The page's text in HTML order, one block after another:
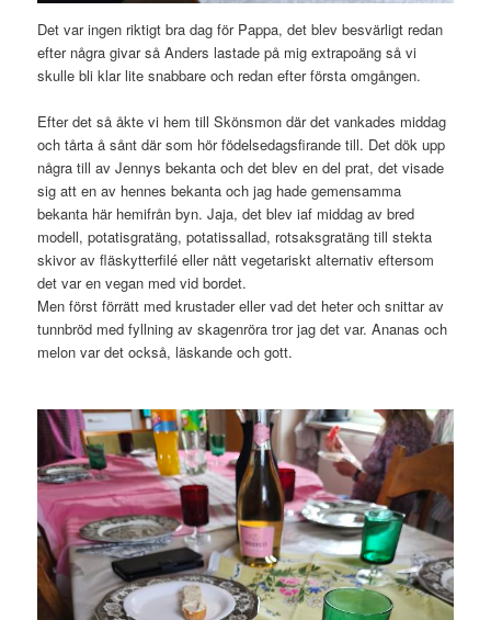
Det var ingen riktigt bra dag för Pappa, det blev besvärligt redan
efter några givar så Anders lastade på mig extrapoäng så vi
skulle bli klar lite snabbare och redan efter första omgången.
Efter det så åkte vi hem till Skönsmon där det vankades middag
och tårta å sånt där som hör födelsedagsfirande till. Det dök upp
några till av Jennys bekanta och det blev en del prat, det visade
sig att en av hennes bekanta och jag hade gemensamma
bekanta här hemifrån byn. Jaja, det blev iaf middag av bred
modell, potatisgratäng, potatissallad, rotsaksgratäng till stekta
skivor av fläskytterfilé eller nått vegetariskt alternativ eftersom
det var en vegan med vid bordet.
Men först förrätt med krustader eller vad det heter och snittar av
tunnbröd med fyllning av skagenröra tror jag det var. Ananas och
melon var det också, läskande och gott.